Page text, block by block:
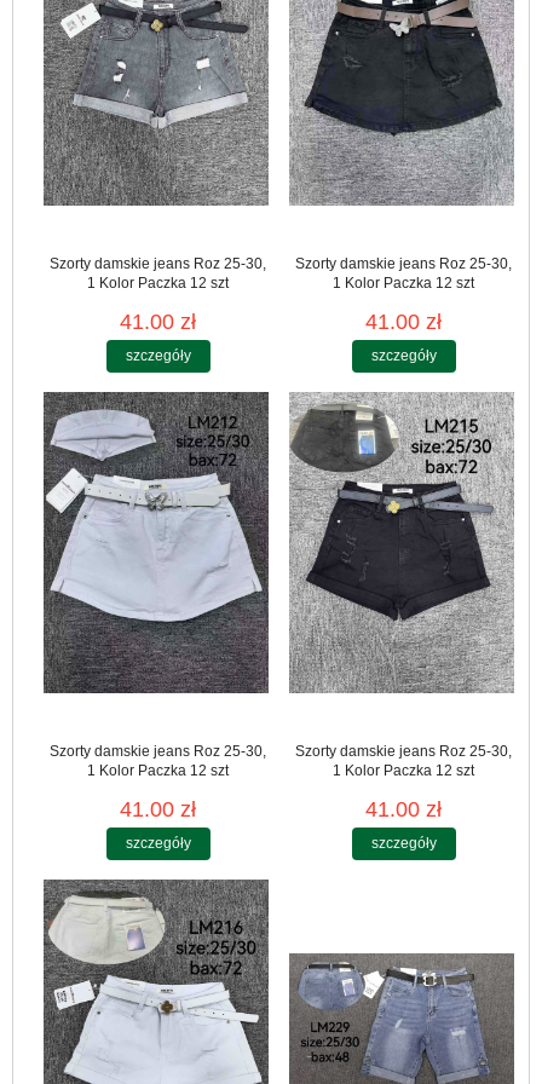
Szorty damskie jeans Roz 25-30,
1 Kolor Paczka 12 szt
41.00 zł
szczegóły
Szorty damskie jeans Roz 25-30,
1 Kolor Paczka 12 szt
41.00 zł
szczegóły
Szorty damskie jeans Roz 25-30,
1 Kolor Paczka 12 szt
41.00 zł
szczegóły
Szorty damskie jeans Roz 25-30,
1 Kolor Paczka 12 szt
41.00 zł
szczegóły